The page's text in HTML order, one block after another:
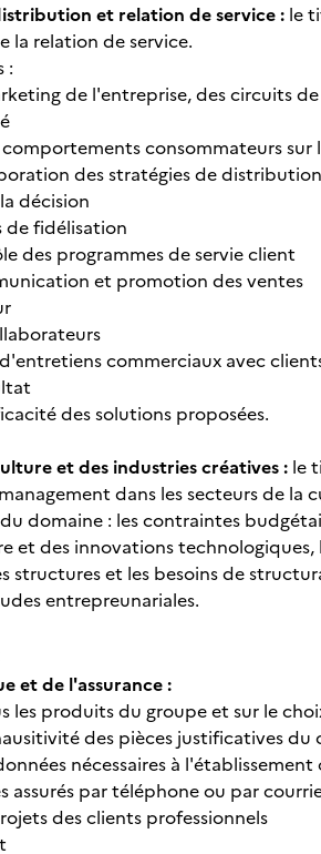
et relation de service : le
la relation de service.
:
de l'entreprise, des circuits
consommateurs sur
des stratégies de
décision
de fidélisation
des programmes de servie client
et promotion des ventes
commerciaux avec
des solutions proposées.
et des industries créatives : le
dans les secteurs de
domaine : les contraintes
et des innovations
structures et les besoins de
entrepreunariales.
et de l'assurance :
les produits du groupe et sur le
des pièces justificatives
nécessaires à
assurés par téléphone ou par
des clients professionnels